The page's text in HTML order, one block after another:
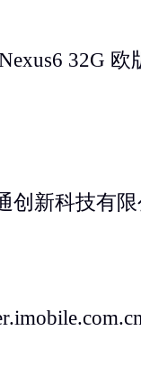
32G 欧
创新科技有